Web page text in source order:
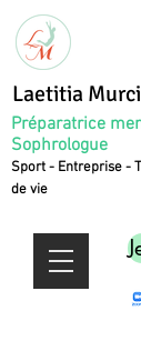
Laetitia
Préparatrice
Sophrologue
Sport - Entreprise -
de vie